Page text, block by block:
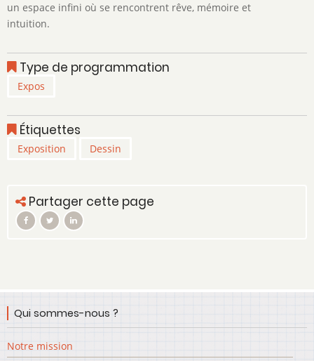
un espace infini où se rencontrent rêve, mémoire et
intuition.
Type de programmation
Expos
Étiquettes
Exposition Dessin
Partager cette page
Qui sommes-nous ?
Notre mission